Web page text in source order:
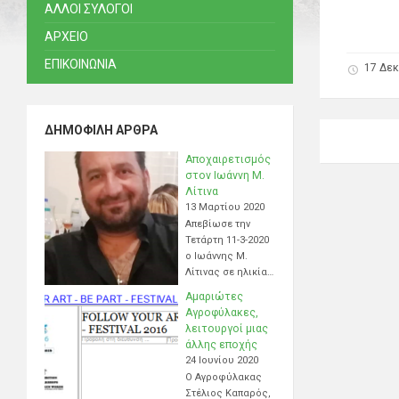
17
ΑΛΛΟΙ ΣΥΛΟΓΟΙ
ΑΡΧΕΙΟ
ΕΠΙΚΟΙΝΩΝΙΑ
ΔΗΜΟΦΙΛΉ ΆΡΘΡΑ
Αποχαιρετισμός
στον Ιωάννη Μ.
Λίτινα
13 Μαρτίου 2020
Απεβίωσε την
Τετάρτη 11-3-2020
ο Ιωάννης Μ.
Λίτινας σε ηλικία…
Αμαριώτες
Αγροφύλακες,
λειτουργοί μιας
άλλης εποχής
24 Ιουνίου 2020
Ο Αγροφύλακας
Στέλιος Καπαρός,